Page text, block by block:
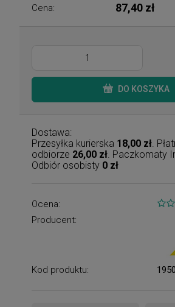
Cena: 87,40 zł
DO KOSZYKA
Dostawa:
Przesyłka kurierska 18,00 zł .
odbiorze 26,00 zł . Paczkomaty
Odbiór osobisty 0 zł
Ocena:
Producent:
Kod produktu: